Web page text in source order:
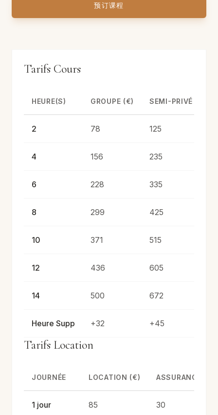
预订课程
Tarifs Cours
HEURE(S) GROUPE (€) SEMI-PRIVÉ (€)
2 78 125
4 156 235
6 228 335
8 299 425
10 371 515
12 436 605
14 500 672
Heure Supp +32 +45
Tarifs Location
JOURNÉE LOCATION (€) ASSURANCE (€)
1 jour 85 30